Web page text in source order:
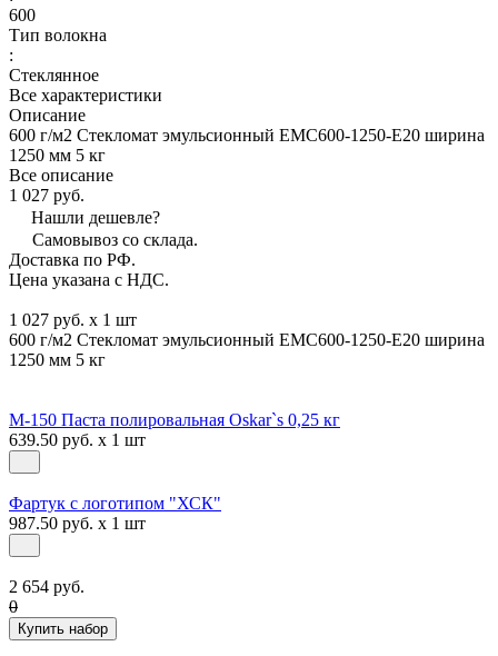
600
Тип волокна
:
Стеклянное
Все характеристики
Описание
600 г/м2 Стекломат эмульсионный EMC600-1250-E20 ширина
1250 мм 5 кг
Все описание
1 027 руб.
Нашли дешевле?
Самовывоз со склада.
Доставка по РФ.
Цена указана с НДС.
1 027 руб. x 1 шт
600 г/м2 Стекломат эмульсионный EMC600-1250-E20 ширина
1250 мм 5 кг
М-150 Паста полировальная Oskar`s 0,25 кг
639.50 руб. x 1 шт
Фартук с логотипом "ХСК"
987.50 руб. x 1 шт
2 654 руб.
0
Купить набор